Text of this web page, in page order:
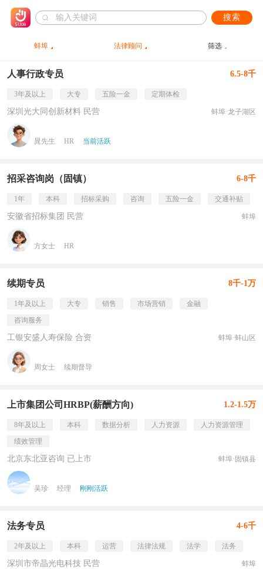
搜索
蚌埠 法律顾问 筛选
人事行政专员 6.5-8千
3年及以上 大专 五险一金 定期体检
深圳光大同创新材料 民营 蚌埠·龙子湖区
晁先生 HR 当前活跃
招采咨询岗（固镇） 6-8千
1年 本科 招标采购 咨询 五险一金 交通补贴
安徽省招标集团 民营 蚌埠
方女士 HR
续期专员 8千-1万
1年及以上 大专 销售 市场营销
金融
咨询服务
工银安盛人寿保险 合资 蚌埠·蚌山区
周女士 续期督导
上市集团公司HRBP(薪酬方向) 1.2-1.5万
8年及以上 本科 数据分析 人力资源
人力资源管理
绩效管理
北京东北亚咨询 已上市 蚌埠·固镇县
吴珍 经理 刚刚活跃
法务专员 4-6千
2年及以上 本科 运营 法律法规 法学 法务
深圳市帝晶光电科技 民营 蚌埠